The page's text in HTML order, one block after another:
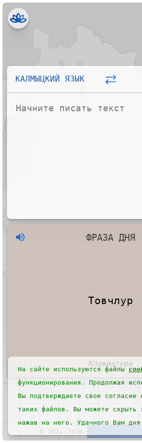
КАЛМЫЦКИЙ ЯЗЫК
ФРАЗА ДНЯ
Товчлур
Клавиатура
ошибка
На сайте используются файлы
функционирования. Продолжая
Вы подтверждаете свое согласие
таких файлов. Вы можете скрыть
нажав на него. Удачного Вам
© 2021- 2026